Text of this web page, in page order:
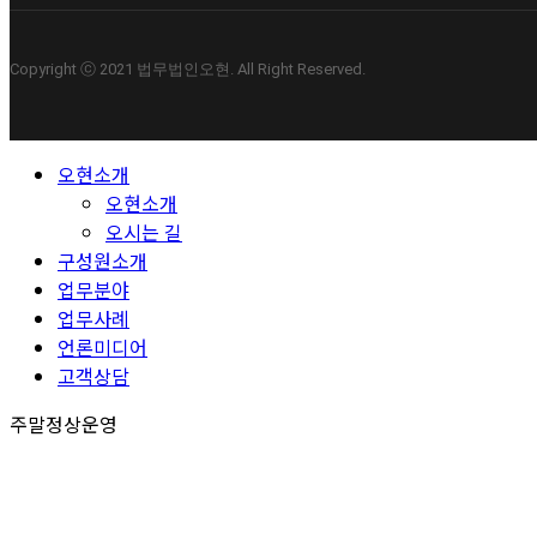
Copyright ⓒ 2021 법무법인오현. All Right Reserved.
Close 오현소개
오현소개
오시는 길
구성원소개
업무분야
업무사례
언론미디어
고객상담
주말정상운영